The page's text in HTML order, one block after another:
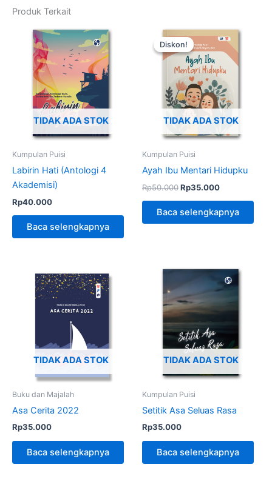
Produk Terkait
TIDAK ADA STOK
Kumpulan Puisi
Labirin Hati (Antologi 4
Akademisi)
Rp40.000
Baca selengkapnya
Diskon!
TIDAK ADA STOK
Diskon!
Kumpulan Puisi
Ayah Ibu Mentari Hidupku
Rp50.000
Harga
aslinya
adalah:
Rp50.000.
Rp35.000
Harga
saat
ini
adalah:
Rp35.000.
Baca selengkapnya
TIDAK ADA STOK
Buku dan Majalah
Asa Cerita 2022
Rp35.000
Baca selengkapnya
TIDAK ADA STOK
Kumpulan Puisi
Setitik Asa Seluas Rasa
Rp35.000
Baca selengkapnya